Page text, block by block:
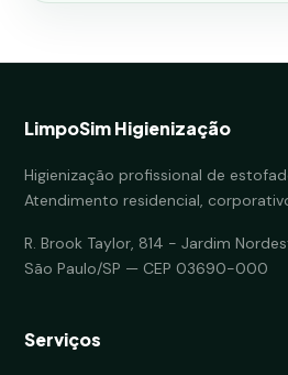
LimpoSim Higienização
Higienização profissional de
Atendimento residencial,
R. Brook Taylor, 814 - Jardim
São Paulo/SP — CEP 03690-000
Serviços